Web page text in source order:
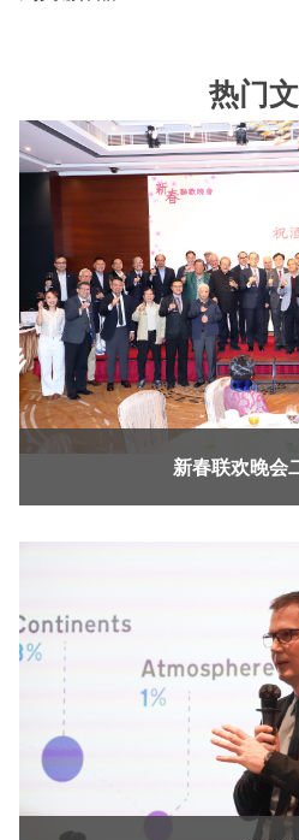
热门
新春联欢晚会